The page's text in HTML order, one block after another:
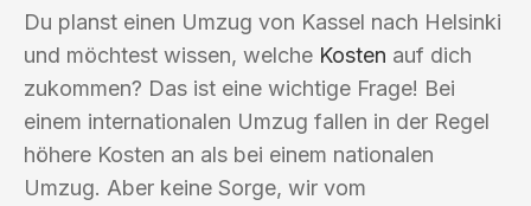
Du planst einen Umzug von Kassel nach Helsinki
und möchtest wissen, welche Kosten auf dich
zukommen? Das ist eine wichtige Frage! Bei
einem internationalen Umzug fallen in der Regel
höhere Kosten an als bei einem nationalen
Umzug. Aber keine Sorge, wir vom